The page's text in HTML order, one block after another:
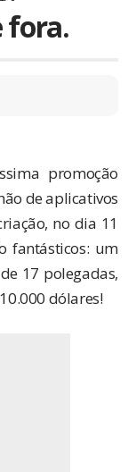
fora.
promoção
de aplicativos
no dia 11
fantásticos: um
17 polegadas,
dólares!